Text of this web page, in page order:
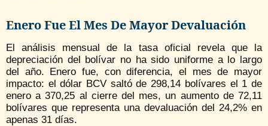
Enero Fue El Mes De Mayor Devaluación
El análisis mensual de la tasa oficial revela que la
depreciación del bolívar no ha sido uniforme a lo largo
del año. Enero fue, con diferencia, el mes de mayor
impacto: el dólar BCV saltó de 298,14 bolívares el 1 de
enero a 370,25 al cierre del mes, un aumento de 72,11
bolívares que representa una devaluación del 24,2% en
apenas 31 días.